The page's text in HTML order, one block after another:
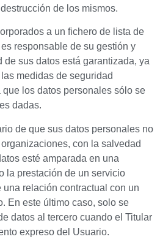
de los mismos.
a un fichero de lista de
responsable de su gestión y
de sus datos está garantizada, ya
medidas de seguridad
los datos personales sólo se
dadas.
de que sus datos personales no
con la salvedad
esté amparada en una
la prestación de un servicio
relación contractual con un
En este último caso, solo se
datos al tercero cuando el Titular
expreso del Usuario.